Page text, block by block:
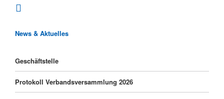
News & Aktuelles
Geschäftstelle
Protokoll Verbandsversammlung 2026